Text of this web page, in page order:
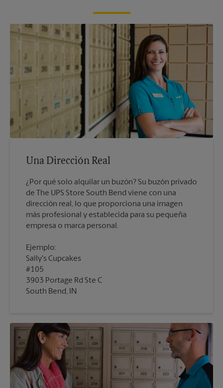
Una Dirección Real
¿Por qué solo alquilar un buzón? Su buzón privado
de The UPS Store South Bend viene con una
dirección real, lo que proporciona una imagen
más profesional y establecida para su pequeña
empresa o marca personal.
Ejemplo:
Sally's Cupcakes
#105
3903 Portage Rd Ste C
South Bend, IN